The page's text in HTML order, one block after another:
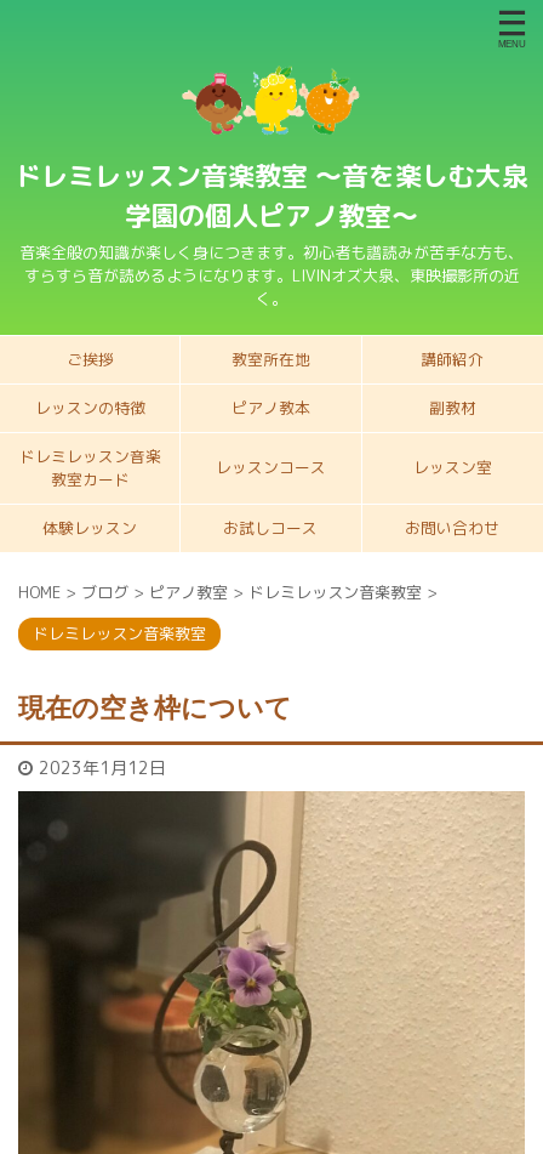
ドレミレッスン音楽教室 〜音を楽しむ大泉
学園の個人ピアノ教室〜
音楽全般の知識が楽しく身につきます。初心者も譜読みが苦手な方も、
すらすら音が読めるようになります。LIVINオズ大泉、東映撮影所の近
く。
ご挨拶 教室所在地 講師紹介
レッスンの特徴 ピアノ教本 副教材
ドレミレッスン音楽
教室カード
レッスンコース レッスン室
体験レッスン お試しコース お問い合わせ
HOME > ブログ > ピアノ教室 > ドレミレッスン音楽教室 >
ドレミレッスン音楽教室
現在の空き枠について
2023年1月12日